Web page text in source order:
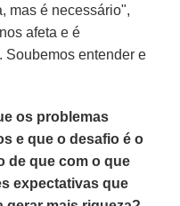
mas é necessário",
afeta e é
Soubemos entender e
os problemas
e que o desafio é o
de que com o que
expectativas que